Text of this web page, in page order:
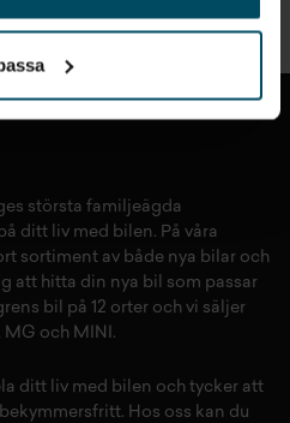
största familjeägda
ditt liv med bilen. På våra
sortiment av både nya bilar och
att hitta din nya bil som passar
bil på 12 orter och vi säljer
MG och MINI.
ditt liv med bilen och tycker att
Hos oss kan du